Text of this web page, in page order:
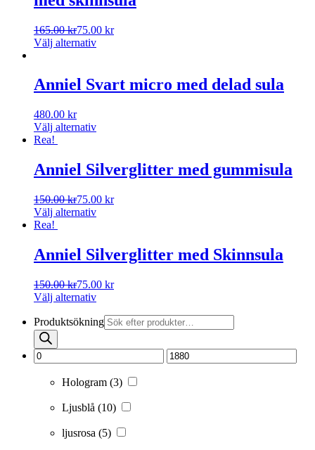
165.00kr75.00 kr
Välj alternativ
Anniel Svart micro med delad sula
480.00 kr
Välj alternativ
Rea!
Anniel Silverglitter med gummisula
150.00kr75.00 kr
Välj alternativ
Rea!
Anniel Silverglitter med Skinnsula
150.00kr75.00 kr
Välj alternativ
Produktsökning
Hologram (3)
Ljusblå (10)
ljusrosa (5)